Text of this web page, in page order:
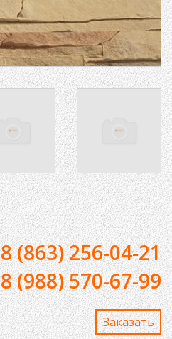
8 (863) 256-04-21
8 (988) 570-67-99
Заказaть